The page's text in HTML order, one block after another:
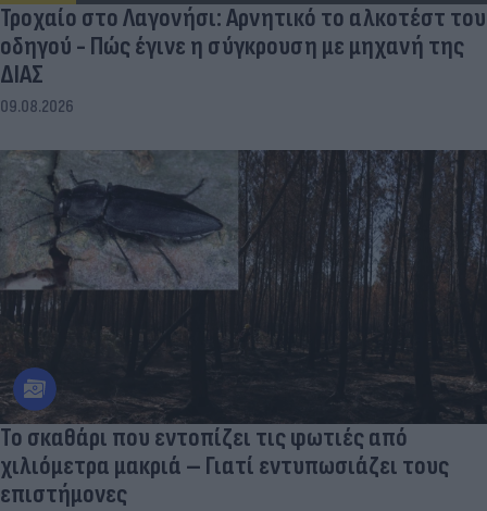
Τροχαίο στο Λαγονήσι: Αρνητικό το αλκοτέστ του
οδηγού - Πώς έγινε η σύγκρουση με μηχανή της
ΔΙΑΣ
09.08.2026
Το σκαθάρι που εντοπίζει τις φωτιές από
χιλιόμετρα μακριά – Γιατί εντυπωσιάζει τους
επιστήμονες